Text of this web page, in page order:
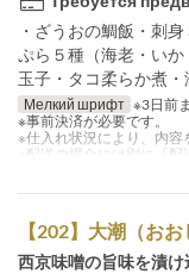
・ざうおの鯛飯・刺
ぷら５種（海老・い
玉子・タコ柔らか煮
Мелкий шрифт ※3日前
※事前決済が必要です。
※仕入れ状況により、内容
※配送の場合には別に『
【202】大潮（お
西京味噌の旨味を漬け